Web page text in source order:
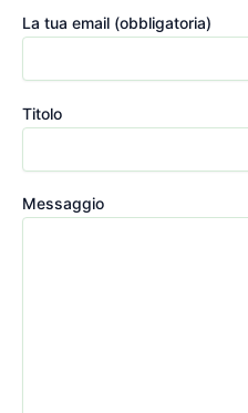
La tua email (obbligatoria)
Titolo
Messaggio